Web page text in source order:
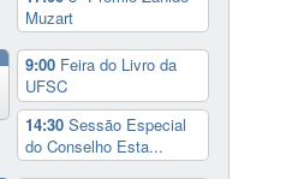
Muzart
9:00 Feira do Livro da
UFSC
14:30 Sessão Especial
do Conselho Esta...